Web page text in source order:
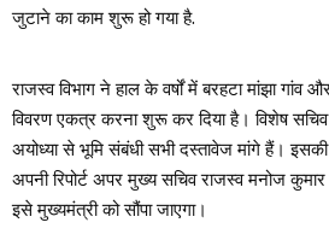
जुटाने का काम शुरू हो गया है.
राजस्व विभाग ने हाल के वर्षों में बरहटा मांझा
विवरण एकत्र करना शुरू कर दिया है। विशेष सचिव
अयोध्या से भूमि संबंधी सभी दस्तावेज मांगे हैं।
अपनी रिपोर्ट अपर मुख्य सचिव राजस्व मनोज
इसे मुख्यमंत्री को सौंपा जाएगा।